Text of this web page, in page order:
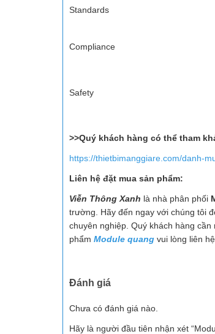
Standards
Compliance
Safety
>>Quý khách hàng có thể tham
https://thietbimanggiare.com/danh-
Liên hệ đặt mua sản phẩm:
Viễn Thông Xanh là nhà phân phối
trường. Hãy đến ngay với chúng tôi
chuyên nghiệp. Quý khách hàng cần
phẩm Module quang vui lòng liên
Đánh giá
Chưa có đánh giá nào.
Hãy là người đầu tiên nhận xét